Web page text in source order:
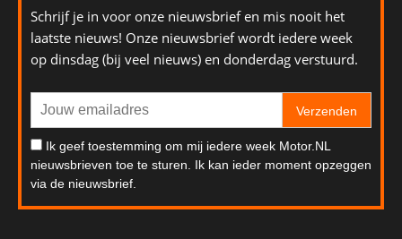
Schrijf je in voor onze nieuwsbrief en mis nooit het
laatste nieuws! Onze nieuwsbrief wordt iedere week
op dinsdag (bij veel nieuws) en donderdag verstuurd.
Verzenden
Ik geef toestemming om mij iedere week Motor.NL
nieuwsbrieven toe te sturen. Ik kan ieder moment opzeggen
via de nieuwsbrief.